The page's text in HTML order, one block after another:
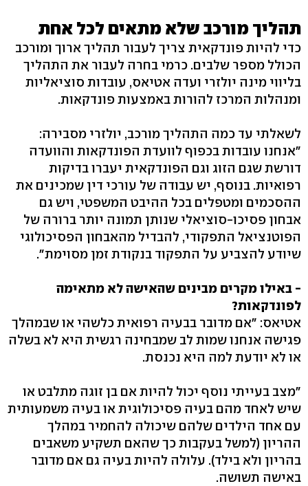
תהליך מורכב שלא מתאים לכל אחת
כדי להיות פונדקאית צריך לעבור תהליך ארוך ומורכב
הכולל מספר שלבים. כרמי בחרה לעבור את התהליך
בליווי מינה יולזרי ועדה אטיאס, עובדות סוציאליות
ומנהלות המרכז להורות באמצעות פונדקאות.
לשאלתי עד כמה התהליך מורכב, יולזרי מסבירה:
"אנחנו עובדות בכפוף לוועדת הפונדקאות והוועדה
דורשת שגם הזוג וגם הפונדקאית יעברו בדיקות
רפואיות. בנוסף, יש עבודה של עורכי דין שמכינים את
ההסכמים ומטפלים בכל ההיבט המשפטי, ויש גם
אבחון פסיכו-סוציאלי שנותן תמונה יותר ברורה של
הפוטנציאל התפקודי, להבדיל מהאבחון הפסיכולוגי
שיודע להצביע על התפקוד בנקודת זמן מסוימת".
- באילו מקרים מבינים שהאישה לא מתאימה
לפונדקאות?
אטיאס: "אם מדובר בבעיה רפואית כלשהי או שבמהלך
פגישה אנחנו שמות לב שמבחינה רגשית היא לא בשלה
או לא יודעת למה היא נכנסת.
"מצב בעייתי נוסף יכול להיות אם בן זוגה מתלבט או
שיש לאחד מהם בעיה פסיכולוגית או בעיה משמעותית
עם אחד הילדים שלהם שיכולה להחמיר במהלך
ההריון (למשל בעקבות כך שהאם תשקיע משאבים
בהריון ולא בילד). עלולה להיות בעיה גם אם מדובר
באישה תשושה.